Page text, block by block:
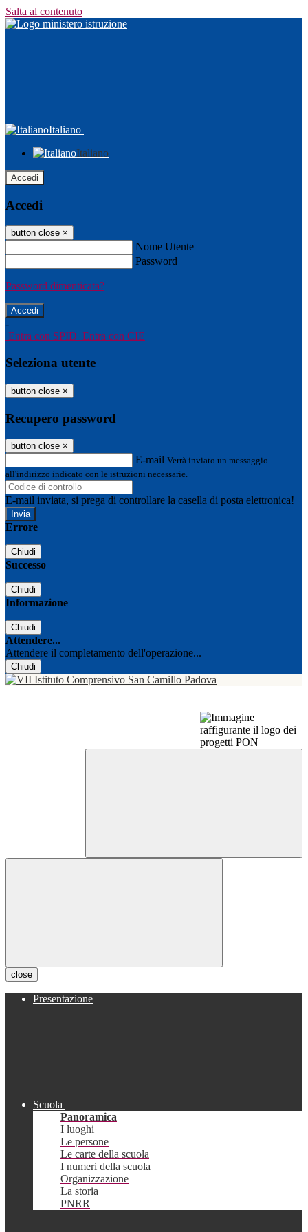
Salta al contenuto
Italiano
Italiano
Accedi
Accedi
button close ×
Nome Utente
Password
Password dimenticata?
-
Entra con SPID Entra con CIE
Seleziona utente
button close ×
Recupero password
button close ×
E-mail Verrà inviato un messaggio
all'indirizzo indicato con le istruzioni necessarie.
E-mail inviata, si prega di controllare la casella di posta elettronica!
Errore
Chiudi
Successo
Chiudi
Informazione
Chiudi
Attendere...
Attendere il completamento dell'operazione...
Chiudi
close
Presentazione
Scuola
Panoramica
I luoghi
Le persone
Le carte della scuola
I numeri della scuola
Organizzazione
La storia
PNRR